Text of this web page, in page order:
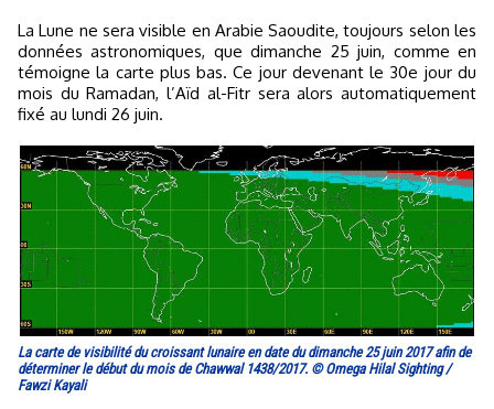
La Lune ne sera visible en Arabie Saoudite, toujours selon les
données astronomiques, que dimanche 25 juin, comme en
témoigne la carte plus bas. Ce jour devenant le 30e jour du
mois du Ramadan, l’Aïd al-Fitr sera alors automatiquement
fixé au lundi 26 juin.
La carte de visibilité du croissant lunaire en date du dimanche 25 juin 2017 afin de
déterminer le début du mois de Chawwal 1438/2017. © Omega Hilal Sighting /
Fawzi Kayali